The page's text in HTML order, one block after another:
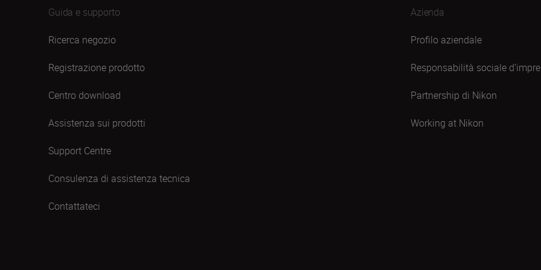
Guida e supporto
Ricerca negozio
Registrazione prodotto
Centro download
Assistenza sui prodotti
Support Centre
Consulenza di assistenza tecnica
Contattateci
Azienda
Profilo aziendale
Responsabilità sociale
Partnership di Nikon
Working at Nikon